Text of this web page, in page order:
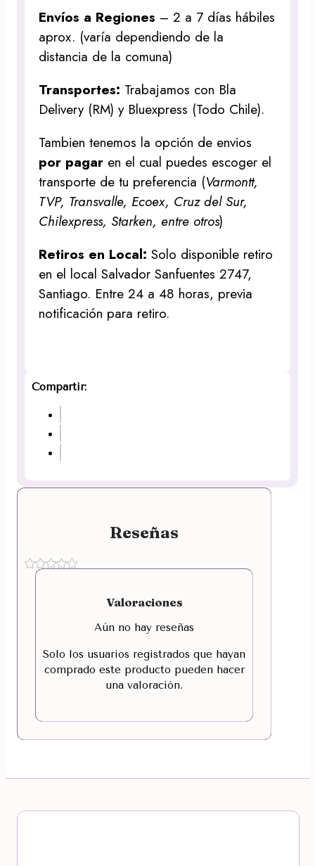
Envíos a Regiones – 2 a 7 días hábiles
aprox. (varía dependiendo de la
distancia de la comuna)
Transportes: Trabajamos con Bla
Delivery (RM) y Bluexpress (Todo Chile).
Tambien tenemos la opción de envios
por pagar en el cual puedes escoger el
transporte de tu preferencia (Varmontt,
TVP, Transvalle, Ecoex, Cruz del Sur,
Chilexpress, Starken, entre otros)
Retiros en Local:Solo disponible retiro
en el local Salvador Sanfuentes 2747,
Santiago. Entre 24 a 48 horas, previa
notificación para retiro.
Compartir:
Reseñas
Valoraciones
Aún no hay reseñas
Solo los usuarios registrados que hayan
comprado este producto pueden hacer
una valoración.